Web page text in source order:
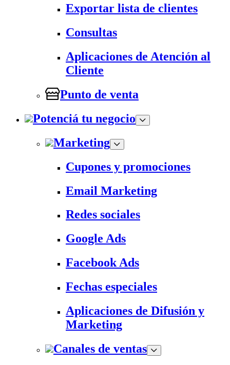
Exportar lista de clientes
Consultas
Aplicaciones de Atención al
Cliente
Punto de venta
Potenciá tu negocio
Marketing
Cupones y promociones
Email Marketing
Redes sociales
Google Ads
Facebook Ads
Fechas especiales
Aplicaciones de Difusión y
Marketing
Canales de ventas